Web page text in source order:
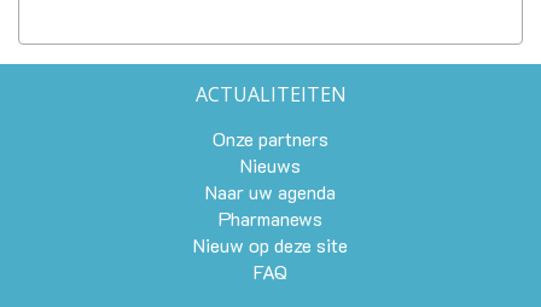
ACTUALITEITEN
Onze partners
Nieuws
Naar uw agenda
Pharmanews
Nieuw op deze site
FAQ